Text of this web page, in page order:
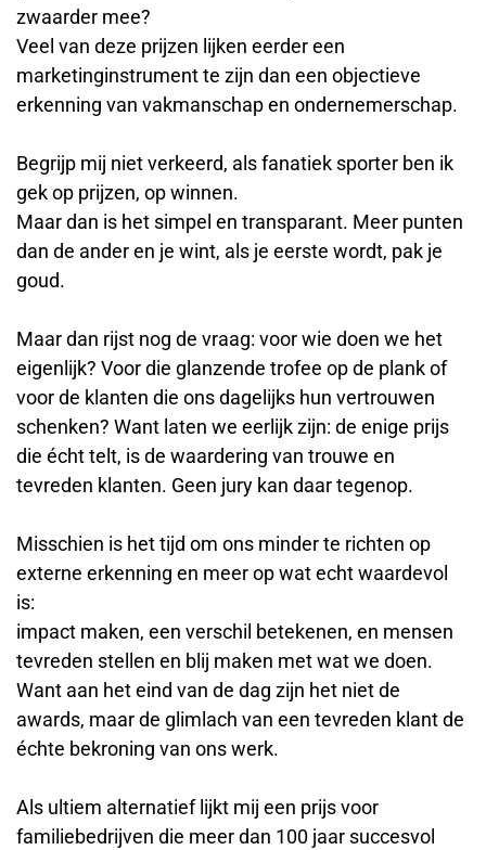
zwaarder mee?
Veel van deze prijzen lijken eerder een
marketinginstrument te zijn dan een objectieve
erkenning van vakmanschap en ondernemerschap.
Begrijp mij niet verkeerd, als fanatiek sporter ben ik
gek op prijzen, op winnen.
Maar dan is het simpel en transparant. Meer punten
dan de ander en je wint, als je eerste wordt, pak je
goud.
Maar dan rijst nog de vraag: voor wie doen we het
eigenlijk? Voor die glanzende trofee op de plank of
voor de klanten die ons dagelijks hun vertrouwen
schenken? Want laten we eerlijk zijn: de enige prijs
die écht telt, is de waardering van trouwe en
tevreden klanten. Geen jury kan daar tegenop.
Misschien is het tijd om ons minder te richten op
externe erkenning en meer op wat echt waardevol
is:
impact maken, een verschil betekenen, en mensen
tevreden stellen en blij maken met wat we doen.
Want aan het eind van de dag zijn het niet de
awards, maar de glimlach van een tevreden klant de
échte bekroning van ons werk.
Als ultiem alternatief lijkt mij een prijs voor
familiebedrijven die meer dan 100 jaar succesvol